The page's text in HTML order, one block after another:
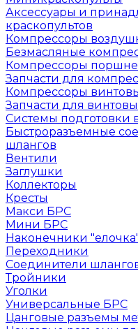
Аксессуары и
краскопультов
Компрессоры
Безмасляные
Компрессоры
Запчасти для
Компрессоры
Запчасти для
Системы подготовки
Быстроразъемные
шлангов
Вентили
Заглушки
Коллекторы
Кресты
Макси БРС
Мини БРС
Наконечники
Переходники
Соединители
Тройники
Уголки
Универсальные БРС
Цанговые разъемы